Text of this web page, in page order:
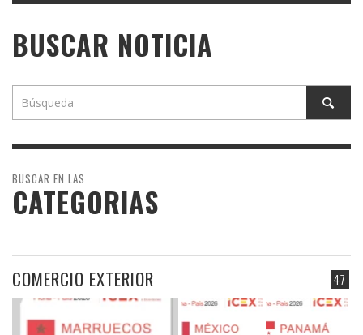
BUSCAR NOTICIA
BUSCAR EN LAS
CATEGORIAS
47
COMERCIO EXTERIOR